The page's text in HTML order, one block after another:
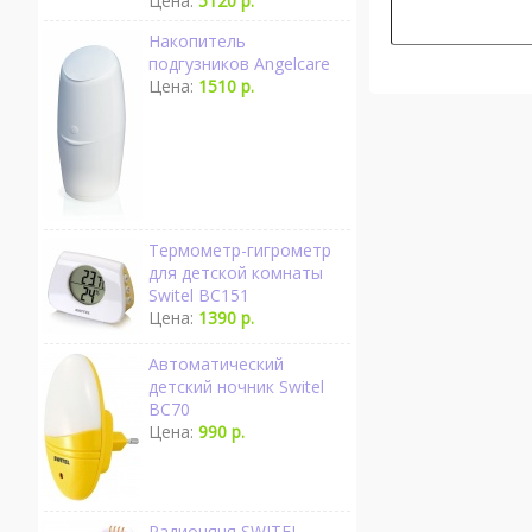
Накопитель
подгузников Angelcare
Цена: 1510 р.
Термометр-гигрометр
для детской комнаты
Switel BC151
Цена: 1390 р.
Автоматический
детский ночник Switel
BC70
Цена: 990 р.